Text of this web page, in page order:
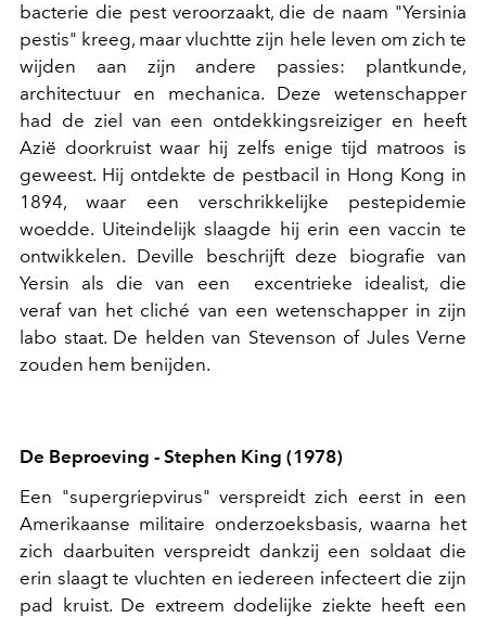
bacterie die pest veroorzaakt, die de naam "Yersinia
pestis" kreeg, maar vluchtte zijn hele leven om zich te
wijden aan zijn andere passies: plantkunde,
architectuur en mechanica. Deze wetenschapper
had de ziel van een ontdekkingsreiziger en heeft
Azië doorkruist waar hij zelfs enige tijd matroos is
geweest. Hij ontdekte de pestbacil in Hong Kong in
1894, waar een verschrikkelijke pestepidemie
woedde. Uiteindelijk slaagde hij erin een vaccin te
ontwikkelen. Deville beschrijft deze biografie van
Yersin als die van een excentrieke idealist, die
veraf van het cliché van een wetenschapper in zijn
labo staat. De helden van Stevenson of Jules Verne
zouden hem benijden.
De Beproeving - Stephen King (1978)
Een "supergriepvirus" verspreidt zich eerst in een
Amerikaanse militaire onderzoeksbasis, waarna het
zich daarbuiten verspreidt dankzij een soldaat die
erin slaagt te vluchten en iedereen infecteert die zijn
pad kruist. De extreem dodelijke ziekte heeft een